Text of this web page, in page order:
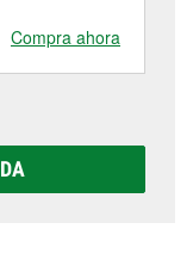
Compra ahora